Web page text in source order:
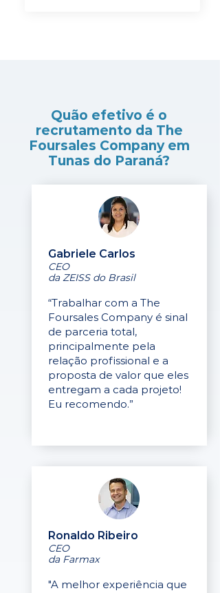
Quão efetivo é o
recrutamento da The
Foursales Company em
Tunas do Paraná?
Gabriele Carlos
CEO
da ZEISS do Brasil
“Trabalhar com a The
Foursales Company é sinal
de parceria total,
principalmente pela
relação profissional e a
proposta de valor que eles
entregam a cada projeto!
Eu recomendo.”
Ronaldo Ribeiro
CEO
da Farmax
"A melhor experiência que